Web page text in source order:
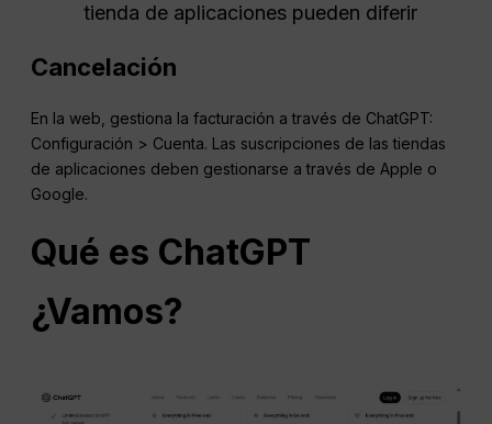
tienda de aplicaciones pueden diferir
Cancelación
En la web, gestiona la facturación a través de ChatGPT:
Configuración > Cuenta. Las suscripciones de las tiendas
de aplicaciones deben gestionarse a través de Apple o
Google.
Qué es ChatGPT
¿Vamos?